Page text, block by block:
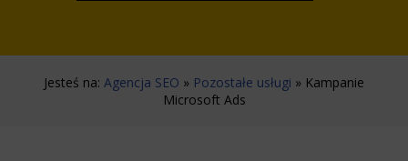
Jesteś na: Agencja SEO » Pozostałe usługi » Kampanie
Microsoft Ads